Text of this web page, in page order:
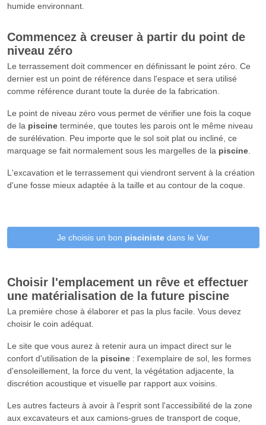
humide environnant.
Commencez à creuser à partir du point de
niveau zéro
Le terrassement doit commencer en définissant le point zéro. Ce
dernier est un point de référence dans l'espace et sera utilisé
comme référence durant toute la durée de la fabrication.
Le point de niveau zéro vous permet de vérifier une fois la coque
de la piscineterminée, que toutes les parois ont le même niveau
de surélévation. Peu importe que le sol soit plat ou incliné, ce
marquage se fait normalement sous les margelles de la piscine.
L'excavation et le terrassement qui viendront servent à la création
d'une fosse mieux adaptée à la taille et au contour de la coque.
Je choisis un bon pisciniste dans le Var
Choisir l'emplacement un rêve et effectuer
une matérialisation de la future piscine
La première chose à élaborer et pas la plus facile. Vous devez
choisir le coin adéquat.
Le site que vous aurez à retenir aura un impact direct sur le
confort d'utilisation de la piscine: l'exemplaire de sol, les formes
d'ensoleillement, la force du vent, la végétation adjacente, la
discrétion acoustique et visuelle par rapport aux voisins.
Les autres facteurs à avoir à l'esprit sont l'accessibilité de la zone
aux excavateurs et aux camions-grues de transport de coque,